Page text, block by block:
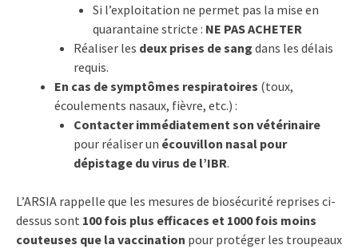
Si l’exploitation ne permet pas la mise en
quarantaine stricte : NE PAS ACHETER
Réaliser les deux prises de sang dans les délais
requis.
En cas de symptômes respiratoires (toux,
écoulements nasaux, fièvre, etc.) :
Contacter immédiatement son vétérinaire
pour réaliser un écouvillon nasal pour
dépistage du virus de l’IBR.
L’ARSIA rappelle que les mesures de biosécurité reprises ci-
dessus sont 100 fois plus efficaces et 1000 fois moins
couteuses que la vaccination pour protéger les troupeaux